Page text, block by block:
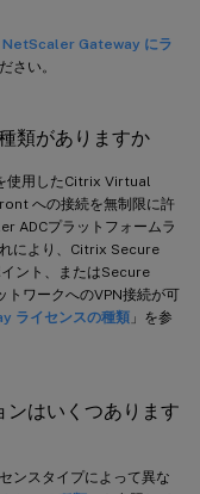
NetScaler Gateway にラ
さい。
類がありますか
使用したCitrix Virtual
への接続を無制限に許
ADCプラットフォームラ
により、Citrix Secure
ント、またはSecure
ワークへのVPN接続が可
ライセンスの種類 」を参
はいくつあります
ンスタイプによって異な